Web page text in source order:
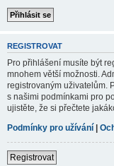
REGISTROVAT
Pro přihlášení musíte být
mnohem větší možnosti.
registrovaným uživatelům.
s našimi podmínkami pro
ujistěte, že si přečtete
Podmínky pro užívání |
Registrovat